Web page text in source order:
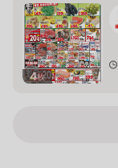
4枚